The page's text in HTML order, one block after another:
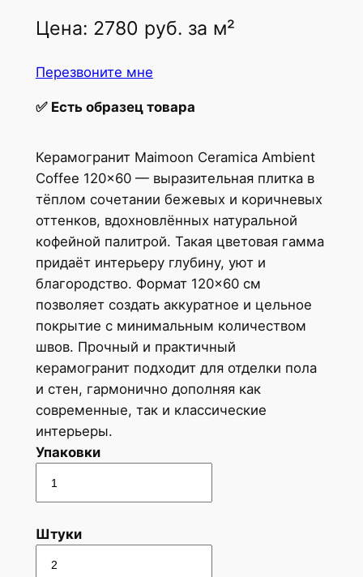
Цена: 2780 руб. за м²
Перезвоните мне
✅ Есть образец товара
Керамогранит Maimoon Ceramica Ambient
Coffee 120×60 — выразительная плитка в
тёплом сочетании бежевых и коричневых
оттенков, вдохновлённых натуральной
кофейной палитрой. Такая цветовая гамма
придаёт интерьеру глубину, уют и
благородство. Формат 120×60 см
позволяет создать аккуратное и цельное
покрытие с минимальным количеством
швов. Прочный и практичный
керамогранит подходит для отделки пола
и стен, гармонично дополняя как
современные, так и классические
интерьеры.
Упаковки
Штуки